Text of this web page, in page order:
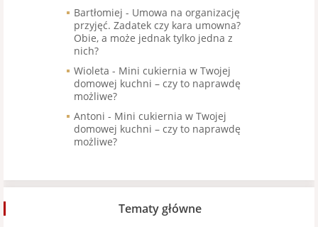
Bartłomiej - Umowa na organizację
przyjęć. Zadatek czy kara umowna?
Obie, a może jednak tylko jedna z
nich?
Wioleta - Mini cukiernia w Twojej
domowej kuchni – czy to naprawdę
możliwe?
Antoni - Mini cukiernia w Twojej
domowej kuchni – czy to naprawdę
możliwe?
Tematy główne